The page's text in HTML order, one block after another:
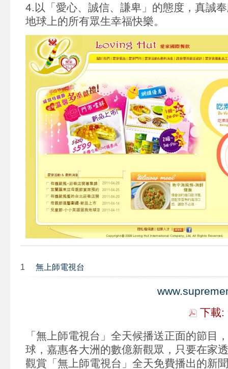
4.以「愛心、誠信、謙卑」的態度，真誠
地球上的所有眾生幸福快樂。
1 無上師電視台
下載:
「無上師電視台」全天候播送正面的節目
球，嘉惠各大洲的數億新觀眾，只要在家
觀賞「無上師電視台」全天免費播出的新